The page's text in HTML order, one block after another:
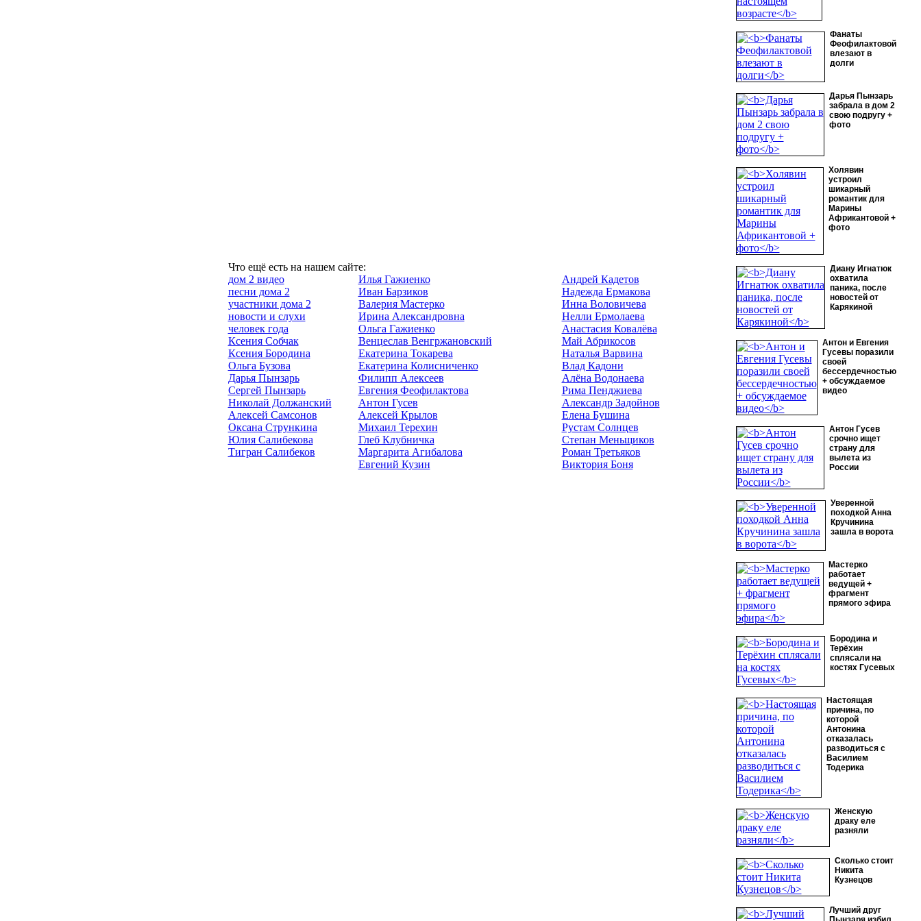
Фанаты
Феофилактовой
влезают в
долги
Дарья Пынзарь
забрала в дом 2
свою подругу +
фото
Холявин
устроил
шикарный
романтик для
Марины
Африкантовой +
фото
Диану Игнатюк
охватила
паника, после
новостей от
Карякиной
Антон и Евгения
Гусевы поразили
своей
бессердечностью
+ обсуждаемое
видео
Антон Гусев
срочно ищет
страну для
вылета из
России
Уверенной
походкой Анна
Кручинина
зашла в ворота
Мастерко
работает
ведущей +
фрагмент
прямого эфира
Бородина и
Терёхин
сплясали на
костях Гусевых
Настоящая
причина, по
которой
Антонина
отказалась
разводиться с
Василием
Тодерика
Женскую
драку еле
разняли
Сколько стоит
Никита
Кузнецов
Лучший друг
Что ещё есть на нашем сайте:
дом 2 видео
песни дома 2
участники дома 2
новости и слухи
человек года
Ксения Собчак
Ксения Бородина
Ольга Бузова
Дарья Пынзарь
Сергей Пынзарь
Николай Должанский
Алексей Самсонов
Оксана Стрункина
Юлия Салибекова
Тигран Салибеков
Илья Гажиенко
Иван Барзиков
Валерия Мастерко
Ирина Александровна
Ольга Гажиенко
Венцеслав Венгржановский
Екатерина Токарева
Екатерина Колисниченко
Филипп Алексеев
Евгения Феофилактова
Антон Гусев
Алексей Крылов
Михаил Терехин
Глеб Клубничка
Маргарита Агибалова
Евгений Кузин
Андрей Кадетов
Надежда Ермакова
Инна Воловичева
Нелли Ермолаева
Анастасия Ковалёва
Май Абрикосов
Наталья Варвина
Влад Кадони
Алёна Водонаева
Рима Пенджиева
Александр Задойнов
Елена Бушина
Рустам Солнцев
Степан Меньщиков
Роман Третьяков
Виктория Боня